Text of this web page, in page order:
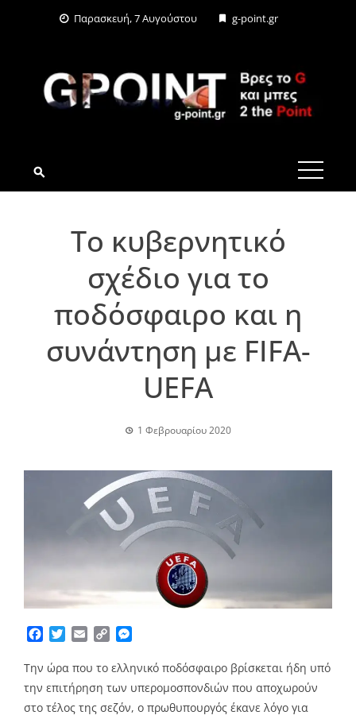
Παρασκευή, 7 Αυγούστου g-point.gr
G-POINT.GR
To κυβερνητικό
σχέδιο για το
ποδόσφαιρο και η
συνάντηση με FIFA-
UEFA
1 Φεβρουαρίου 2020
Facebook
TwitterEmailCopy
Την ώρα που το ελληνικό ποδόσφαιρο βρίσκεται ήδη υπό
την επιτήρηση των υπερομοσπονδιών που αποχωρούν
στο τέλος της σεζόν, ο πρωθυπουργός έκανε λόγο για